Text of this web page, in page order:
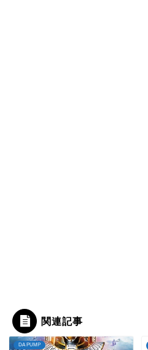
関連記事
DA PUMP